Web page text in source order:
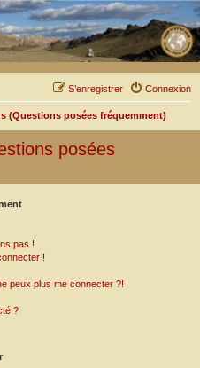
Connexion
S’enregistrer
(Questions posées fréquemment)
posées
pas !
!
peux plus me connecter ?!
?